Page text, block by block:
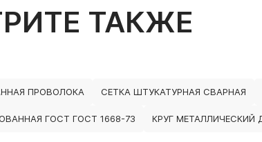
ТАКЖЕ
ПРОВОЛОКА СЕТКА ШТУКАТУРНАЯ СВАРНАЯ
ГОСТ ГОСТ 1668-73 КРУГ МЕТАЛЛИЧЕСКИЙ